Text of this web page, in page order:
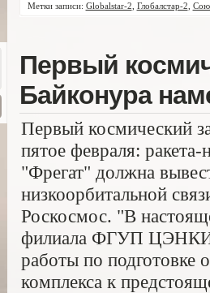
Метки записи: Globalstar-2 Глобалстар-2
Первый
Байконура
Первый космический
пятое февраля:
"Фрегат" должна
низкоорбитальной
Роскосмос. "В
филиала ФГУП ЦЭНКИ
работы по подготовке
комплекса к